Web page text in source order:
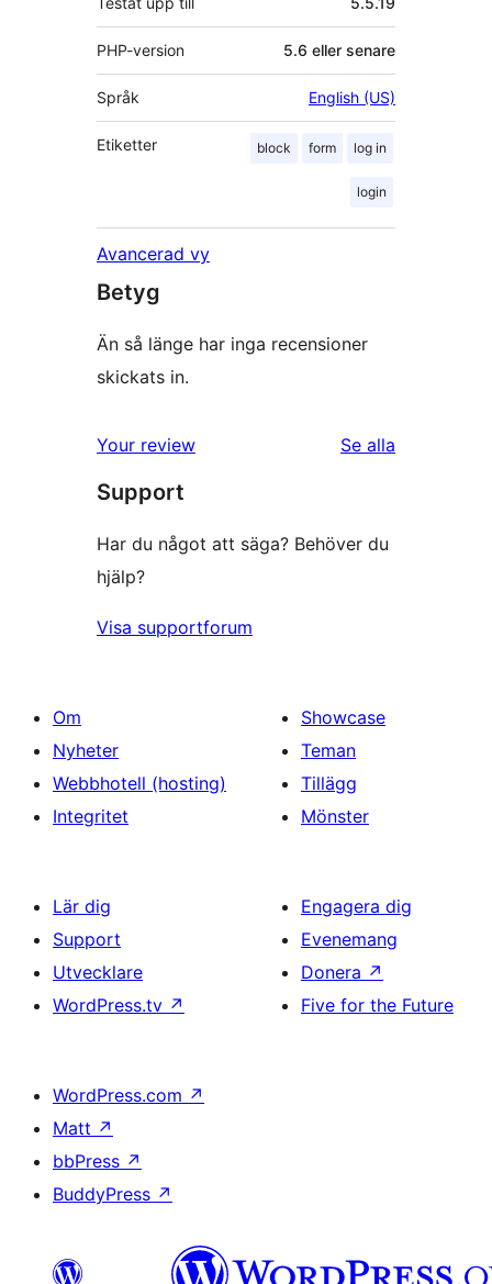
PHP-version 5.6 eller senare
Språk English (US)
Etiketter block form log in
login
Avancerad vy
Betyg
Än så länge har inga recensioner
skickats in.
Your review
Se alla
Support
Har du något att säga? Behöver du
hjälp?
Visa supportforum
Om
Nyheter
Webbhotell (hosting)
Integritet
Showcase
Teman
Tillägg
Mönster
Lär dig
Support
Utvecklare
WordPress.tv ↗
Engagera dig
Evenemang
Donera ↗
Five for the Future
WordPress.com ↗
Matt ↗
bbPress ↗
BuddyPress ↗